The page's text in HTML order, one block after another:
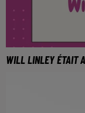
WILL LINLEY ÉTAIT
Le chanteur